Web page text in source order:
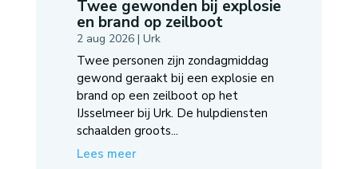
Twee gewonden bij explosie
en brand op zeilboot
2 aug 2026| Urk
Twee personen zijn zondagmiddag
gewond geraakt bij een explosie en
brand op een zeilboot op het
IJsselmeer bij Urk. De hulpdiensten
schaalden groots...
Lees meer